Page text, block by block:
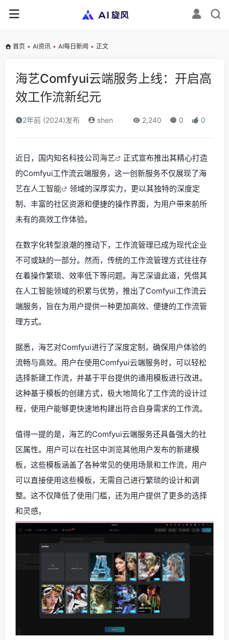
首页 • AI资讯 • AI每日新闻 • 正文
海艺Comfyui云端服务上线：开启高
效工作流新纪元
2年前 (2024)发布 shen 2,240 0 0
近日，国内知名科技公司海艺
正式宣布推出其精心打造
的Comfyui工作流云端服务，这一创新服务不仅展现了海
艺在人工智能
领域的深厚实力，更以其独特的深度定
制、丰富的社区资源和便捷的操作界面，为用户带来前所
未有的高效工作体验。
在数字化转型浪潮的推动下，工作流管理已成为现代企业
不可或缺的一部分。然而，传统的工作流管理方式往往存
在着操作繁琐、效率低下等问题。海艺深谙此道，凭借其
在人工智能领域的积累与优势，推出了Comfyui工作流云
端服务，旨在为用户提供一种更加高效、便捷的工作流管
理方式。
据悉，海艺对Comfyui进行了深度定制，确保用户体验的
流畅与高效。用户在使用Comfyui云端服务时，可以轻松
选择新建工作流，并基于平台提供的通用模板进行改进。
这种基于模板的创建方式，极大地简化了工作流的设计过
程，使用户能够更快速地构建出符合自身需求的工作流。
值得一提的是，海艺的Comfyui云端服务还具备强大的社
区属性。用户可以在社区中浏览其他用户发布的新建模
板，这些模板涵盖了各种常见的使用场景和工作流，用户
可以直接使用这些模板，无需自己进行繁琐的设计和调
整。这不仅降低了使用门槛，还为用户提供了更多的选择
和灵感。